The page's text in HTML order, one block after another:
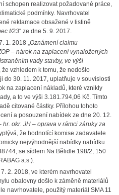
schopen realizovat požadované práce,
podmínky. Navrhovatel
reklamace obsažené v listině
I/23“ ze dne 5. 9. 2017.
1. 2018 „Oznámení claimu
– nárok na zaplacení vynaložených
vady stavby, ve výši
že vzhledem k tomu, že nedošlo
do 30. 11. 2017, uplatňuje v souvislosti
na zaplacení nákladů, které vznikly
a to ve výši 3.181.794,06 Kč. Tímto
citované částky. Přílohou tohoto
a posouzení nabídek ze dne 20. 12.
hr. okr. JH – oprava v rámci záruky za
že hodnotící komise zadavatele
nejvýhodnější nabídky nabídku
se sídlem Na Bělidle 198/2, 150
a.s.).
2. 2018, ve kterém navrhovatel
obalovny došlo k záměně materiálů
navrhovatele, použitý materiál SMA 11